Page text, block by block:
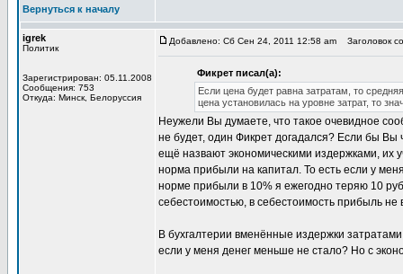
Вернуться к началу
igrek
Политик
Зарегистрирован: 05.11.2008
Сообщения: 753
Откуда: Минск, Белоруссия
Добавлено: Сб Сен 24, 2011 12:58 am Заголовок
Фикрет писал(а):
Если цена будет равна затратам, то
цена установилась на уровне затрат, то
Неужели Вы думаете, что такое очевидное
не будет, один Фикрет догадался? Если бы Вы
ещё назвают экономическими издержками, их
норма прибыли на капитал. То есть если у
норме прибыли в 10% я ежегодно теряю 10
себестоимостью, в себестоимость прибыль не
В бухгалтерии вменённые издержки
если у меня денег меньше не стало? Но с